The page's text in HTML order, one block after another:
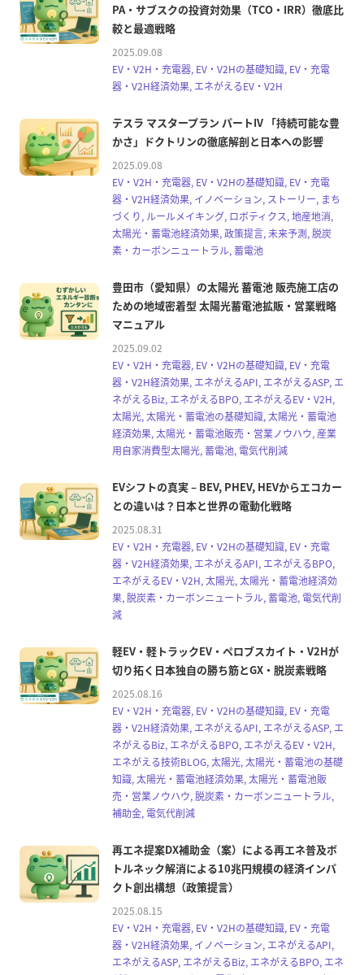
PA・サブスクの投資対効果（TCO・IRR）徹底比
較と最適戦略
2025.09.08
EV・V2H・充電器, EV・V2Hの基礎知識, EV・充電
器・V2H経済効果, エネがえるEV・V2H
テスラ マスタープラン パートIV 「持続可能な豊
かさ」ドクトリンの徹底解剖と日本への影響
2025.09.08
EV・V2H・充電器, EV・V2Hの基礎知識, EV・充電
器・V2H経済効果, イノベーション, ストーリー, まち
づくり, ルールメイキング, ロボティクス, 地産地消,
太陽光・蓄電池経済効果, 政策提言, 未来予測, 脱炭
素・カーボンニュートラル, 蓄電池
豊田市（愛知県）の太陽光 蓄電池 販売施工店の
ための地域密着型 太陽光蓄電池拡販・営業戦略
マニュアル
2025.09.02
EV・V2H・充電器, EV・V2Hの基礎知識, EV・充電
器・V2H経済効果, エネがえるAPI, エネがえるASP, エ
ネがえるBiz, エネがえるBPO, エネがえるEV・V2H,
太陽光, 太陽光・蓄電池の基礎知識, 太陽光・蓄電池
経済効果, 太陽光・蓄電池販売・営業ノウハウ, 産業
用自家消費型太陽光, 蓄電池, 電気代削減
EVシフトの真実 – BEV, PHEV, HEVからエコカー
との違いは？日本と世界の電動化戦略
2025.08.31
EV・V2H・充電器, EV・V2Hの基礎知識, EV・充電
器・V2H経済効果, エネがえるAPI, エネがえるBPO,
エネがえるEV・V2H, 太陽光, 太陽光・蓄電池経済効
果, 脱炭素・カーボンニュートラル, 蓄電池, 電気代削
減
軽EV・軽トラックEV・ペロブスカイト・V2Hが
切り拓く日本独自の勝ち筋とGX・脱炭素戦略
2025.08.16
EV・V2H・充電器, EV・V2Hの基礎知識, EV・充電
器・V2H経済効果, エネがえるAPI, エネがえるASP, エ
ネがえるBiz, エネがえるBPO, エネがえるEV・V2H,
エネがえる技術BLOG, 太陽光, 太陽光・蓄電池の基礎
知識, 太陽光・蓄電池経済効果, 太陽光・蓄電池販
売・営業ノウハウ, 脱炭素・カーボンニュートラル,
補助金, 電気代削減
再エネ提案DX補助金（案）による再エネ普及ボ
トルネック解消による10兆円規模の経済インパ
クト創出構想（政策提言）
2025.08.15
EV・V2H・充電器, EV・V2Hの基礎知識, EV・充電
器・V2H経済効果, イノベーション, エネがえるAPI,
エネがえるASP, エネがえるBiz, エネがえるBPO, エネ